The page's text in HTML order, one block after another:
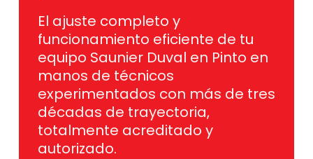
El ajuste completo y
funcionamiento eficiente de tu
equipo Saunier Duval en Pinto en
manos de técnicos
experimentados con más de tres
décadas de trayectoria,
totalmente acreditado y
autorizado.